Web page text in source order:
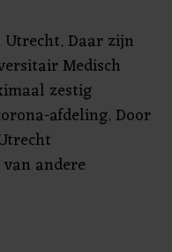
Daar zijn
Medisch
zestig
afdeling. Door
andere